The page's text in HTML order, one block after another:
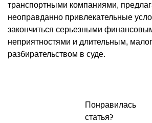
транспортными компаниями,
неоправданно привлекательные
закончиться серьезными
неприятностями и длительным,
разбирательством в суде.
Понравилась
статья?